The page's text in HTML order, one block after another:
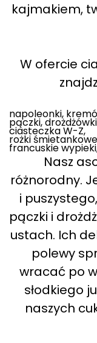
kajmakiem,
W ofercie
napoleonki,
pączki,
ciasteczka W-Z,
rożki
francuskie
Nasz
różnorodny.
i
pączki i
ustach. Ich
polewy
wracać po
słodkiego
naszych